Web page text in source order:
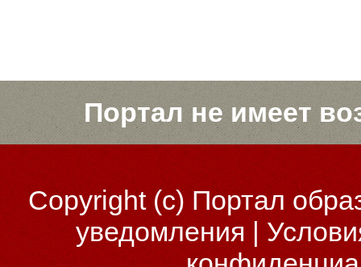
Портал не имеет
Copyright (c)Портал
уведомления |